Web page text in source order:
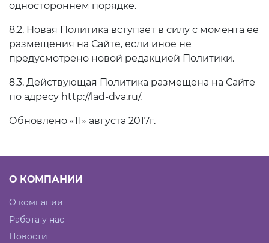
одностороннем порядке.
8.2. Новая Политика вступает в силу с момента ее
размещения на Сайте, если иное не
предусмотрено новой редакцией Политики.
8.3. Действующая Политика размещена на Сайте
по адресу http://lad-dva.ru/.
Обновлено «11» августа 2017г.
О КОМПАНИИ
О компании
Работа у нас
Новости